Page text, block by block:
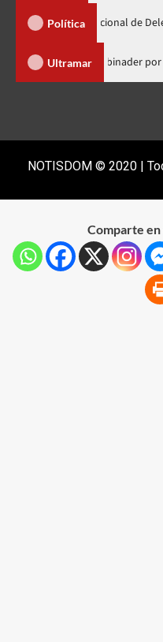
Política
Nacional de Delegados
Ultramar
Presidente de Honduras felicita
NOTISDOM © 2020 |
Comparte en